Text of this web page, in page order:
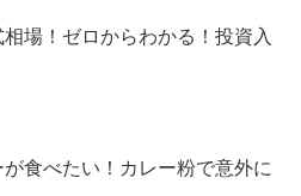
場！ゼロからわかる！投資入
食べたい！カレー粉で意外に